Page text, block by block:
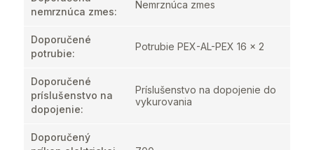
nemrznúca zmes:
Nemrznúca zmes
Doporučené
potrubie:
Potrubie PEX-AL-PEX 16 x 2
Doporučené
príslušenstvo na
dopojenie:
Príslušenstvo na dopojenie do
vykurovania
Doporučený